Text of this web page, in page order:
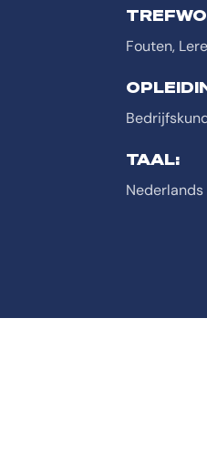
Fouten,
TAAL:
Nederlands